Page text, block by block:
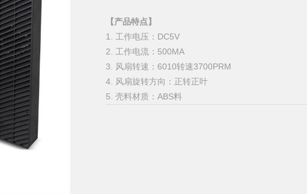
【产品特点】
1. 工作电压：DC5V
2. 工作电流：500MA
3. 风扇转速：6010转速3700PRM
4. 风扇旋转方向：正转正叶
5. 壳料材质：ABS料